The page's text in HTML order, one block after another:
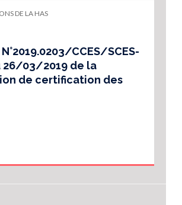
DE LA HAS
CCES/SCES-
26/03/2019 de la
de certification des